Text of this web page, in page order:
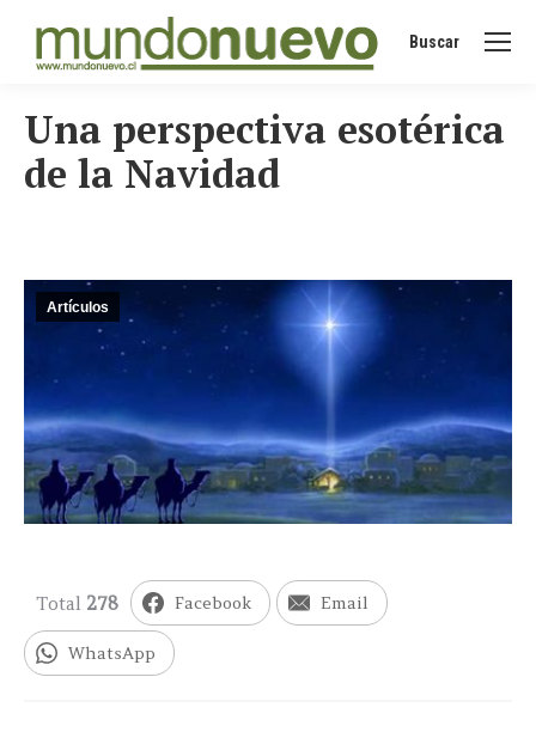
Buscar:
Buscar
Una perspectiva esotérica
de la Navidad
Artículos
Total 278 Facebook Email
WhatsApp